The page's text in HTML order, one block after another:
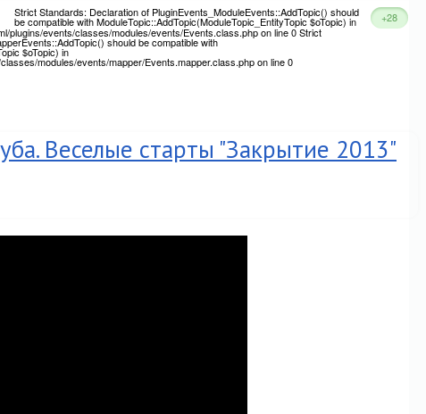
+28
Strict Standards: Declaration of PluginEvents_ModuleEvents::AddTopic() should
be compatible with ModuleTopic::AddTopic(ModuleTopic_EntityTopic $oTopic) in
plugins/events/classes/modules/events/Events.class.php on line 0 Strict
should be compatible with
$oTopic) in
modules/events/mapper/Events.mapper.class.php on line 0
Веселые старты "Закрытие 2013"